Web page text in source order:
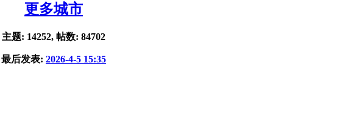
更多城市
主题: 14252, 帖数: 84702
最后发表: 2026-4-5 15:35